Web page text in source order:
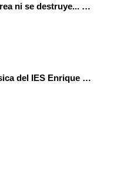
La energía ni se crea ni se destruye... ¡se experimenta! El Tierno en la Feria Madrid es Ciencia 2026
El Gabinete de Física del IES Enrique Tierno Galván de Parla (Curso 25-26)